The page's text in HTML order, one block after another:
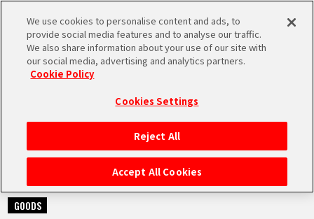
MEN
HOME
NEWS
NEWS
2026.01.17
GOODS
We use cookies to personalise content and ads, to
provide social media features and to analyse our traffic.
We also share information about your use of our site with
our social media, advertising and analytics partners.
Cookie Policy
Cookies Settings
Reject All
Accept All Cookies